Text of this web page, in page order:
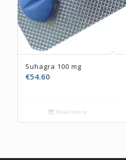
5.00
Suhagra 100 mg
€54.60
Read more